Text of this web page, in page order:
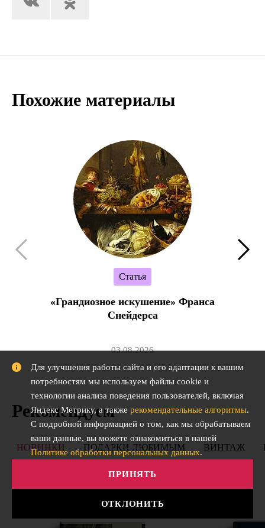
Похожие материалы
Статья
«Грандиозное искушение» Франса
Снейдерса
03.08.2026
Рекомендуем
НОВИНКИ ПОДАРКИ ЛЮБИМЫМ ВИНТАЖ
Для улучшения работы сайта и его адаптации к вашим
потребностям мы используем файлы cookie и
технологии анализа поведения пользователей, включая
Яндекс Метрику, а также рекомендательные алгоритмы.
С подробной информацией о том, как мы обрабатываем
ваши данные, вы можете ознакомиться в нашей
Политике обработки персональных данных.
ОТКЛОНИТЬ
ПРИНЯТЬ